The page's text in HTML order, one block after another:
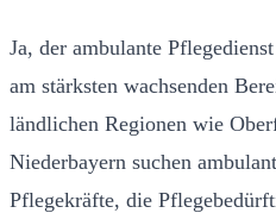
Ja, der ambulante
am stärksten wachsenden
ländlichen Regionen wie
Niederbayern suchen
Pflegekräfte, die